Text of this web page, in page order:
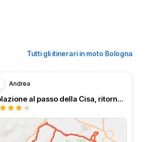
Tutti gli itinerari in moto Bologna
Andrea
Colazione al passo della Cisa, ritorno per passo del Cirone.